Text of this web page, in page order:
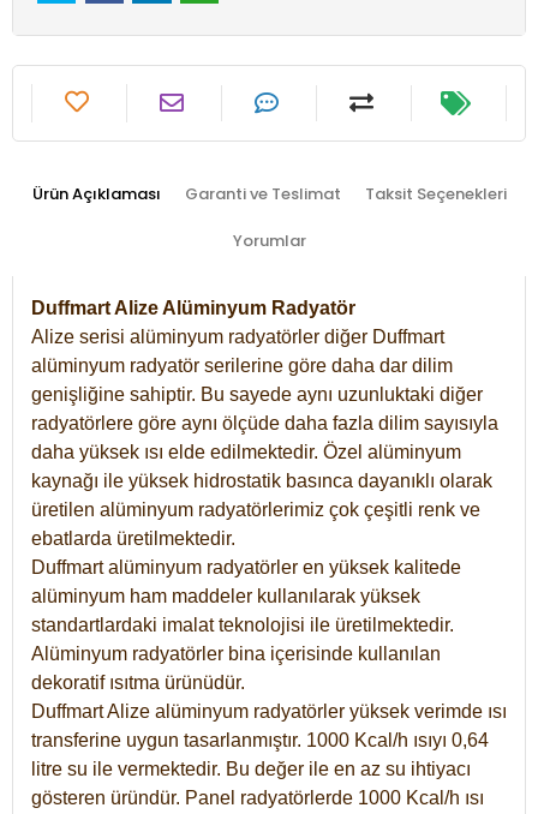
Ürün Açıklaması Garanti ve Teslimat Taksit Seçenekleri
Yorumlar
Duffmart Alize Alüminyum Radyatör
Alize serisi alüminyum radyatörler diğer Duffmart
alüminyum radyatör serilerine göre daha dar dilim
genişliğine sahiptir. Bu sayede aynı uzunluktaki diğer
radyatörlere göre aynı ölçüde daha fazla dilim sayısıyla
daha yüksek ısı elde edilmektedir. Özel alüminyum
kaynağı ile yüksek hidrostatik basınca dayanıklı olarak
üretilen alüminyum radyatörlerimiz çok çeşitli renk ve
ebatlarda üretilmektedir.
Duffmart alüminyum radyatörler en yüksek kalitede
alüminyum ham maddeler kullanılarak yüksek
standartlardaki imalat teknolojisi ile üretilmektedir.
Alüminyum radyatörler bina içerisinde kullanılan
dekoratif ısıtma ürünüdür.
Duffmart Alize alüminyum radyatörler yüksek verimde ısı
transferine uygun tasarlanmıştır. 1000 Kcal/h ısıyı 0,64
litre su ile vermektedir. Bu değer ile en az su ihtiyacı
gösteren üründür. Panel radyatörlerde 1000 Kcal/h ısı